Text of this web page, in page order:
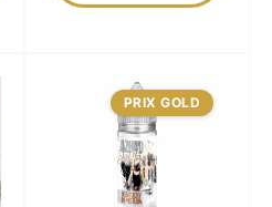
PRIX GOLD